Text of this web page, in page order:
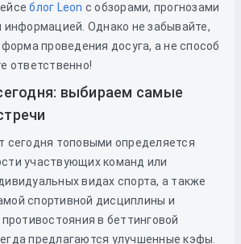
блог Leon с обзорами, прогнозами
информацией. Однако не забывайте,
проведения досуга, а не способ
ответственно!
выбираем самые
сегодня топовыми определяется
участвующих команд или
видах спорта, а также
спортивной дисциплины и
в беттинговой
предлагаются улучшенные кэфы.